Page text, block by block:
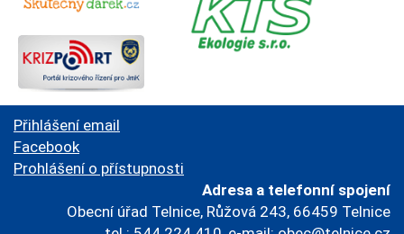
Přihlášení email
Facebook
Prohlášení o přístupnosti
Adresa a telefonní spojení
Obecní úřad Telnice, Růžová 243, 66459 Telnice